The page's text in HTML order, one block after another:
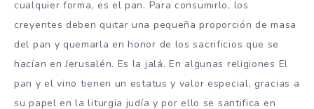
cualquier forma, es el pan. Para consumirlo, los
creyentes deben quitar una pequeña proporción de masa
del pan y quemarla en honor de los sacrificios que se
hacían en Jerusalén. Es la jalá. En algunas religiones El
pan y el vino tienen un estatus y valor especial, gracias a
su papel en la liturgia judía y por ello se santifica en